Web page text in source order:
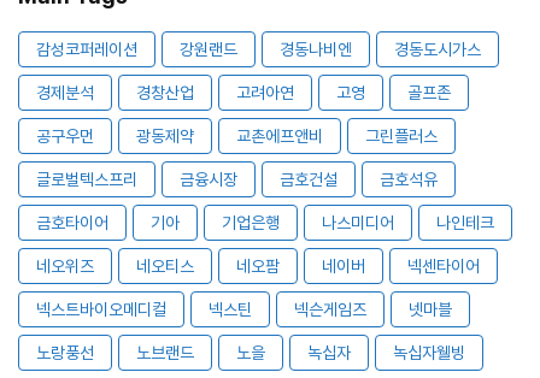
감성코퍼레이션 강원랜드 경동나비엔 경동도시가스
경제분석 경창산업 고려아연 고영 골프존
공구우먼 광동제약 교촌에프앤비 그린플러스
글로벌텍스프리 금융시장 금호건설 금호석유
금호타이어 기아 기업은행 나스미디어 나인테크
네오위즈 네오티스 네오팜 네이버 넥센타이어
넥스트바이오메디컬 넥스틴 넥슨게임즈 넷마블
노랑풍선 노브랜드 노을 녹십자 녹십자웰빙